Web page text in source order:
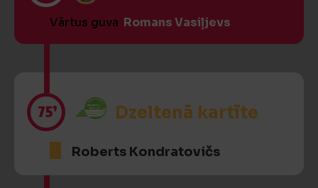
Vārtus guva Romans Vasiļjevs
75’ Dzeltenā kartīte
Roberts Kondratovičs